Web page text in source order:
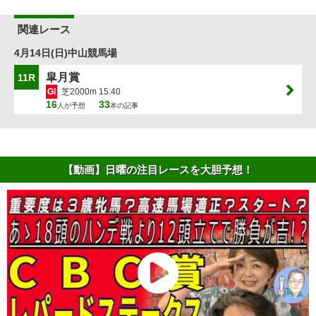
関連レース
4月14日(日)中山競馬場
11R 皐月賞
GI 芝2000m 15:40
16人が予想 33本の記事
【動画】日曜の注目レースを大胆予想！